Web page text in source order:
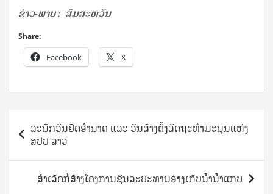
ຂ່າວ-ພາບ : ສົມສະຫວັນ
Share:
Facebook X
navigation
ລະນຶກວັນຢຶດອໍານາດ ແລະ ວັນສ້າງຕັ້ງລັດຖະທໍາມະນູນແຫ່ງ
ສປປ ລາວ
​ສຳ​ເລັດ​ກໍ່ສ້າງໂຄງການ​ຊົນລະປະທານ​ອ່າງ​ເກັບ​ນໍ້າ​ນໍ້າ​ແກບ​